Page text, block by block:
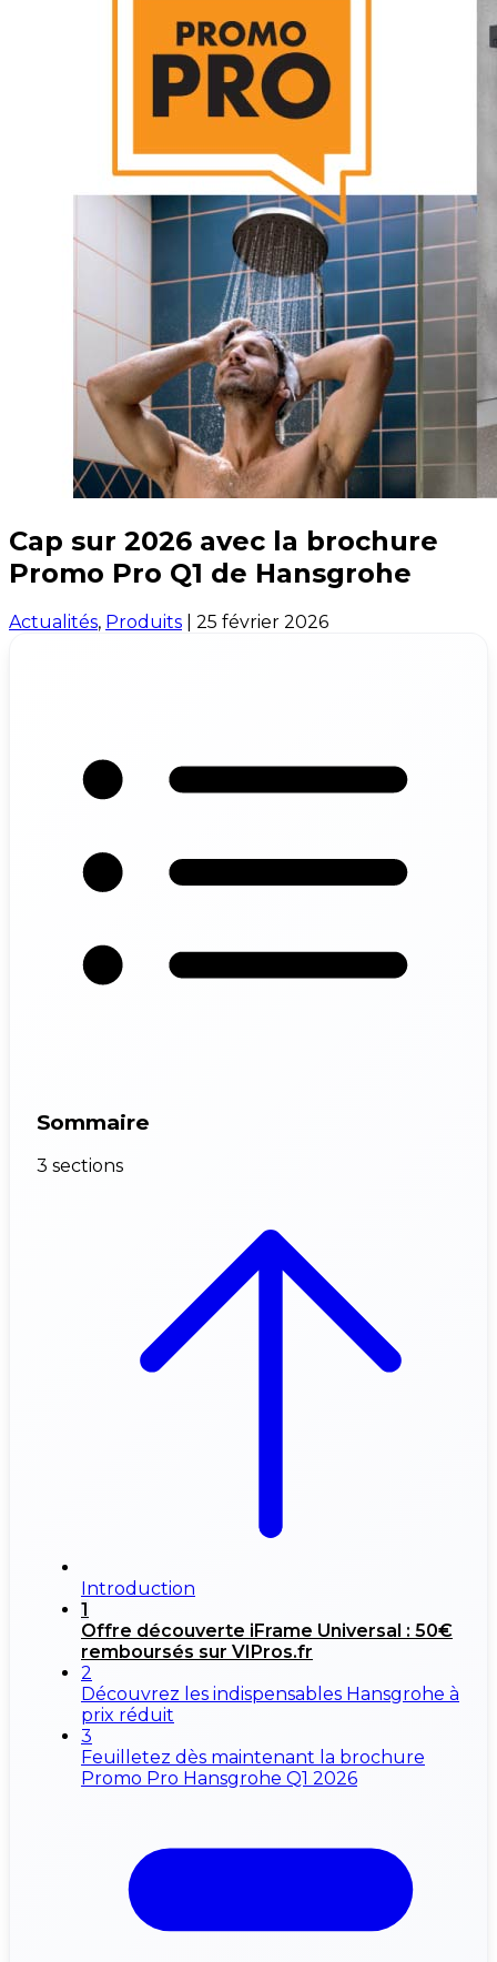
Cap sur 2026 avec la brochure
Promo Pro Q1 de Hansgrohe
Actualités, Produits 25 février 2026
Sommaire
3 sections
Introduction
1
Offre découverte iFrame Universal : 50€
remboursés sur VIPros.fr
2
Découvrez les indispensables Hansgrohe à
prix réduit
3
Feuilletez dès maintenant la brochure
Promo Pro Hansgrohe Q1 2026